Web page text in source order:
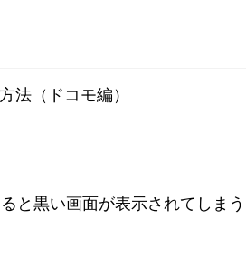
法（ドコモ編）
と黒い画面が表示されてしまう